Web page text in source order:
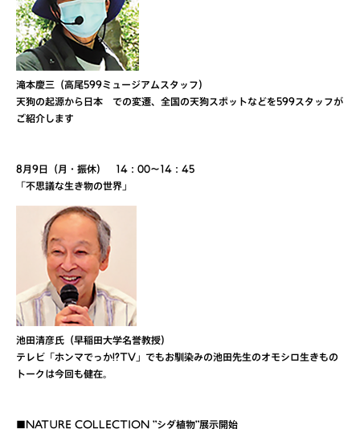
滝本慶三（高尾599ミュージアムスタッフ）
天狗の起源から日本 での変遷、全国の天狗スポットなどを599スタッフが
ご紹介します
8月9日（月・振休） 14：00～14：45
「不思議な生き物の世界」
池田清彦氏（早稲田大学名誉教授）
テレビ「ホンマでっか!?TV」でもお馴染みの池田先生のオモシロ生きもの
トークは今回も健在。
■NATURE COLLECTION "シダ植物"展示開始